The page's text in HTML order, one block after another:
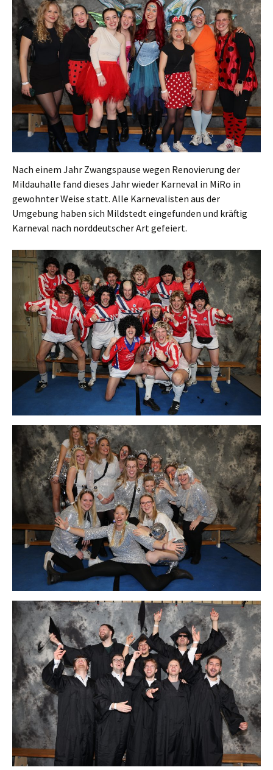
Nach einem Jahr Zwangspause wegen Renovierung der
Mildauhalle fand dieses Jahr wieder Karneval in MiRo in
gewohnter Weise statt. Alle Karnevalisten aus der
Umgebung haben sich Mildstedt eingefunden und kräftig
Karneval nach norddeutscher Art gefeiert.